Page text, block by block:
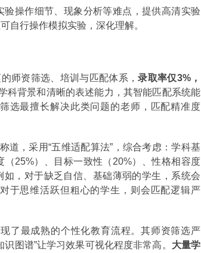
验操作细节、现象分析等难点，提供高清实验
自行操作模拟实验，深化理解。
师资筛选、培训与匹配体系，录取率仅3%，
科背景和清晰的表述能力，其智能匹配系统能
选最擅长解决此类问题的老师，匹配精准度
道，采用“五维适配算法”，综合考虑：学科基
25%）、目标一致性（20%）、性格相容度
如，对于缺乏自信、基础薄弱的学生，系统会
于思维活跃但粗心的学生，则会匹配逻辑严
了最成熟的个性化教育流程。其师资筛选严
图谱”让学习效果可视化程度非常高。 大量学